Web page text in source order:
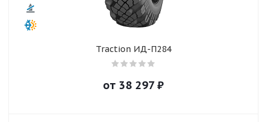
Traction ИД-П284
от 38 297 ₽